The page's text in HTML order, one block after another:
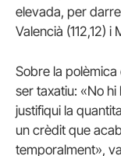
elevada, per
Valencià (112,12) i
Sobre la
ser taxatiu: «No
justifiqui la
un crèdit que
temporalment»,